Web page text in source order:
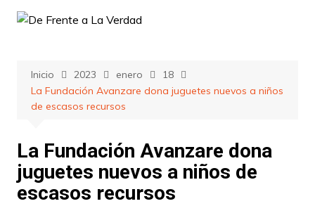
Saltar
Inicio 2023 enero
18
La Fundación Avanzare dona juguetes nuevos a niños
de escasos recursos
La Fundación Avanzare dona
juguetes nuevos a niños de
escasos recursos